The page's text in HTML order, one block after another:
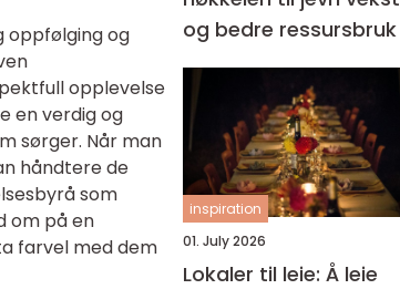
oppfølging og
opplevelse
en verdig og
sørger. Når man
håndtere de
som
om på en
farvel med dem
og bedre ressursbruk
inspiration
01. July 2026
Lokaler til leie: Å leie